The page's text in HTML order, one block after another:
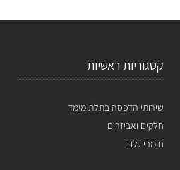
קטגוריות ראשיות
שירותי הדפסה בתלת מימד
חלקים ואביזרים
חומרי גלם